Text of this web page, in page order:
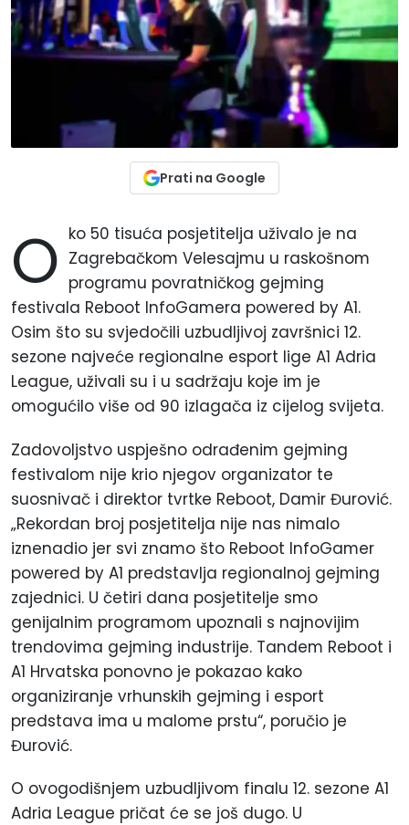
Prati na Google
O ko 50 tisuća posjetitelja uživalo je na
Zagrebačkom Velesajmu u raskošnom
programu povratničkog gejming
festivala Reboot InfoGamera powered by A1.
Osim što su svjedočili uzbudljivoj završnici 12.
sezone najveće regionalne esport lige A1 Adria
League, uživali su i u sadržaju koje im je
omogućilo više od 90 izlagača iz cijelog svijeta.
Zadovoljstvo uspješno odrađenim gejming
festivalom nije krio njegov organizator te
suosnivač i direktor tvrtke Reboot, Damir Đurović.
„Rekordan broj posjetitelja nije nas nimalo
iznenadio jer svi znamo što Reboot InfoGamer
powered by A1 predstavlja regionalnoj gejming
zajednici. U četiri dana posjetitelje smo
genijalnim programom upoznali s najnovijim
trendovima gejming industrije. Tandem Reboot i
A1 Hrvatska ponovno je pokazao kako
organiziranje vrhunskih gejming i esport
predstava ima u malome prstu“, poručio je
Đurović.
O ovogodišnjem uzbudljivom finalu 12. sezone A1
Adria League pričat će se još dugo. U